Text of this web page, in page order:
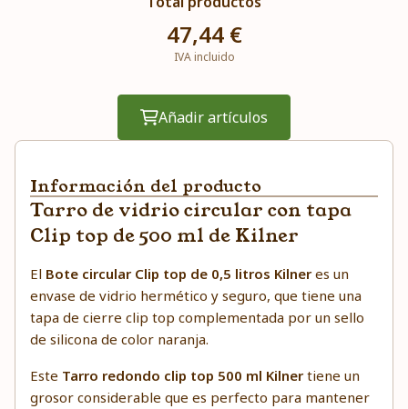
47,44 €
IVA incluido
Añadir artículos
Información del producto
Tarro de vidrio circular con tapa
Clip top de 500 ml de Kilner
El Bote circular Clip top de 0,5 litros Kilneres un
envase de vidrio hermético y seguro, que tiene una
tapa de cierre clip top complementada por un sello
de silicona de color naranja.
Este Tarro redondo clip top 500 ml Kilnertiene un
grosor considerable que es perfecto para mantener